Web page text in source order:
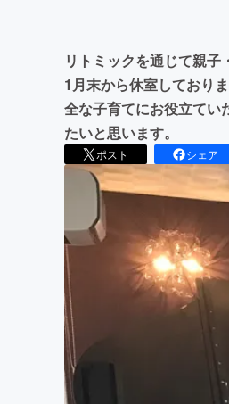
リトミックを通じて親
1月末から休室しており
全な子育てにお役立てい
たいと思います。
ポスト シェア